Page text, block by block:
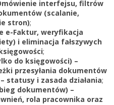
interfejsu, filtrów
(scalanie,
stron);
e-Faktur, weryfikacja
i eliminacja fałszywych
;
do księgowości) –
przesyłania dokumentów
statusy i zasada działania;
dokumentów) –
rola pracownika oraz